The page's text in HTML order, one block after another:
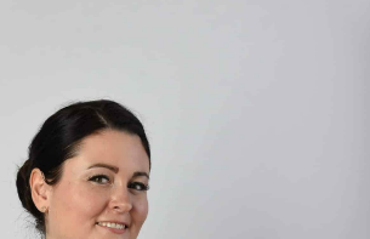
Szénanátha? Allergia? A
természetnek erre is van
megoldása.
2024.04.10.